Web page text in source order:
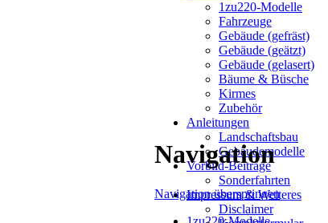
1zu220-Modelle
Fahrzeuge
Gebäude (gefräst)
Gebäude (geätzt)
Gebäude (gelasert)
Bäume & Büsche
Kirmes
Zubehör
Anleitungen
Landschaftsbau
Gebäudemodelle
Vorbild-Beiträge
Sonderfahrten
Impressum & Weiteres
Disclaimer
Navigation
Navigation überspringen